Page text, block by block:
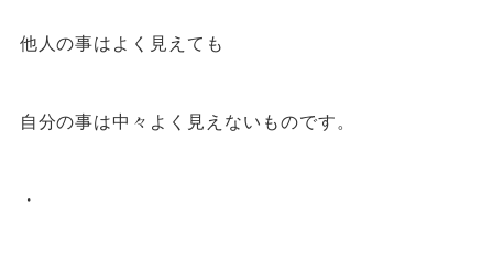
他人の事はよく見えても
自分の事は中々よく見えないものです。
・